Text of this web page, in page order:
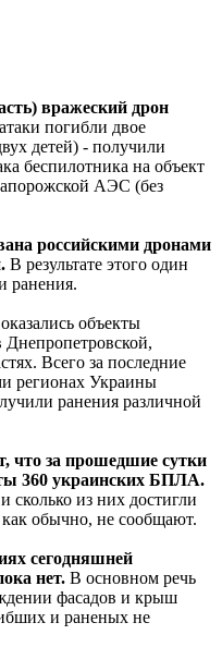
вражеский дрон
погибли двое
детей) - получили
беспилотника на объект
АЭС (без
российскими дронами
В результате этого один
ранения.
объекты
Днепропетровской,
Всего за последние
регионах Украины
ранения различной
что за прошедшие сутки
360 украинских БПЛА.
из них достигли
обычно, не сообщают.
сегодняшней
нет. В основном речь
фасадов и крыш
и раненых не